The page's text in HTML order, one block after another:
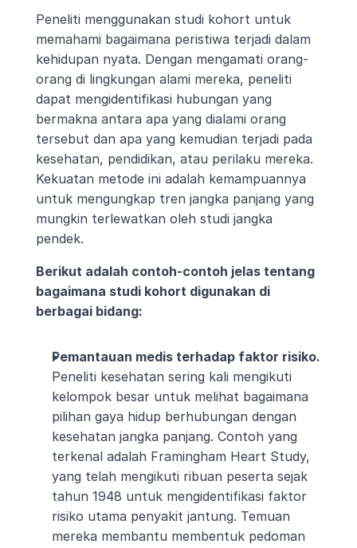
Peneliti menggunakan studi kohort untuk
memahami bagaimana peristiwa terjadi dalam
kehidupan nyata. Dengan mengamati orang-
orang di lingkungan alami mereka, peneliti
dapat mengidentifikasi hubungan yang
bermakna antara apa yang dialami orang
tersebut dan apa yang kemudian terjadi pada
kesehatan, pendidikan, atau perilaku mereka.
Kekuatan metode ini adalah kemampuannya
untuk mengungkap tren jangka panjang yang
mungkin terlewatkan oleh studi jangka
pendek.
Berikut adalah contoh-contoh jelas tentang
bagaimana studi kohort digunakan di
berbagai bidang:
Pemantauan medis terhadap faktor risiko.
Peneliti kesehatan sering kali mengikuti
kelompok besar untuk melihat bagaimana
pilihan gaya hidup berhubungan dengan
kesehatan jangka panjang. Contoh yang
terkenal adalah Framingham Heart Study,
yang telah mengikuti ribuan peserta sejak
tahun 1948 untuk mengidentifikasi faktor
risiko utama penyakit jantung. Temuan
mereka membantu membentuk pedoman